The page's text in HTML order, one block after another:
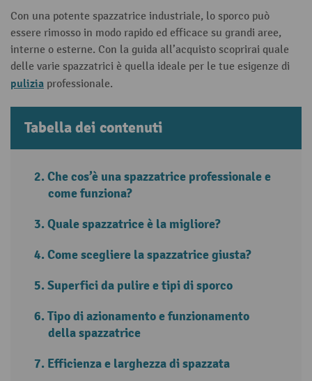
Con una potente spazzatrice industriale, lo sporco può
essere rimosso in modo rapido ed efficace su grandi aree,
interne o esterne. Con la guida all’acquisto scoprirai quale
delle varie spazzatrici è quella ideale per le tue esigenze di
pulizia professionale.
Tabella dei contenuti
Che cos’è una spazzatrice professionale e
come funziona?
Quale spazzatrice è la migliore?
Come scegliere la spazzatrice giusta?
Superfici da pulire e tipi di sporco
Tipo di azionamento e funzionamento
della spazzatrice
Efficienza e larghezza di spazzata